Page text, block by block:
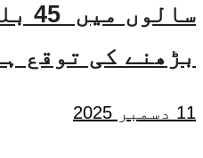
بڑھنے کی توقع
11 دسمبر 2025